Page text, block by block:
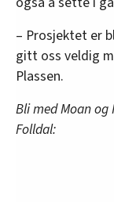
– Prosjektet er
gitt oss veldig
Plassen.
Bli med Moan og
Folldal: